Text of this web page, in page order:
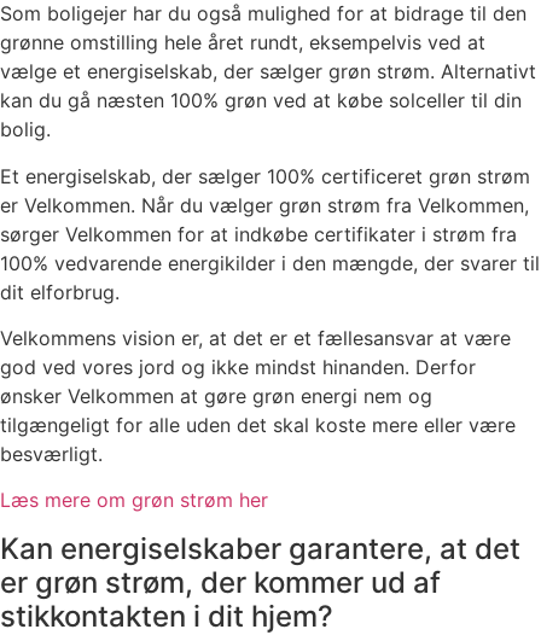
Som boligejer har du også mulighed for at bidrage til den
grønne omstilling hele året rundt, eksempelvis ved at
vælge et energiselskab, der sælger grøn strøm. Alternativt
kan du gå næsten 100% grøn ved at købe solceller til din
bolig.
Et energiselskab, der sælger 100% certificeret grøn strøm
er Velkommen. Når du vælger grøn strøm fra Velkommen,
sørger Velkommen for at indkøbe certifikater i strøm fra
100% vedvarende energikilder i den mængde, der svarer til
dit elforbrug.
Velkommens vision er, at det er et fællesansvar at være
god ved vores jord og ikke mindst hinanden. Derfor
ønsker Velkommen at gøre grøn energi nem og
tilgængeligt for alle uden det skal koste mere eller være
besværligt.
Læs mere om grøn strøm her
Kan energiselskaber garantere, at det
er grøn strøm, der kommer ud af
stikkontakten i dit hjem?